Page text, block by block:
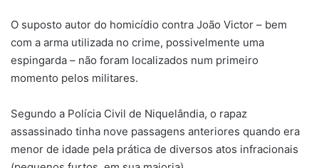
O suposto autor do homicídio contra João Victor – bem
com a arma utilizada no crime, possivelmente uma
espingarda – não foram localizados num primeiro
momento pelos militares.
Segundo a Polícia Civil de Niquelândia, o rapaz
assassinado tinha nove passagens anteriores quando era
menor de idade pela prática de diversos atos infracionais